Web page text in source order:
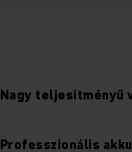
Nagy teljesítményű
Professzionális